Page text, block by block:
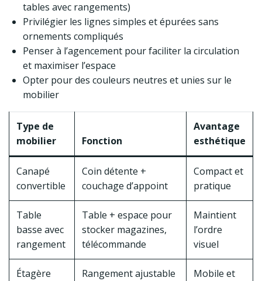
tables avec rangements)
Privilégier les lignes simples et épurées sans
ornements compliqués
Penser à l’agencement pour faciliter la circulation
et maximiser l’espace
Opter pour des couleurs neutres et unies sur le
mobilier
Type de
mobilier
Fonction
Avantage
esthétique
Canapé
convertible
Coin détente +
couchage d’appoint
Compact et
pratique
Table
basse avec
rangement
Table + espace pour
stocker magazines,
télécommande
Maintient
l’ordre
visuel
Étagère
Rangement ajustable
Mobile et